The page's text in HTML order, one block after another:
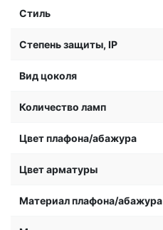
Стиль
Степень защиты, IP
Вид цоколя
Количество ламп
Цвет плафона/абажура
Цвет арматуры
Материал плафона/абажура